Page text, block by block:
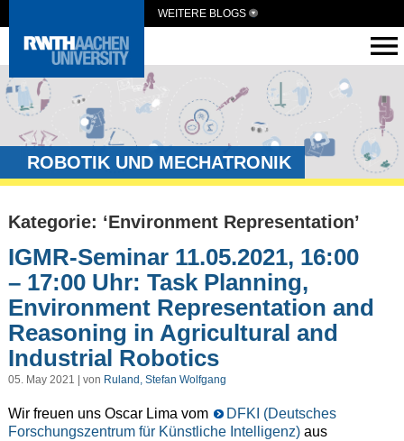
WEITERE BLOGS
ROBOTIK UND MECHATRONIK
Kategorie: ‘Environment Representation’
IGMR-Seminar 11.05.2021, 16:00
– 17:00 Uhr: Task Planning,
Environment Representation and
Reasoning in Agricultural and
Industrial Robotics
05. May 2021 | von Ruland, Stefan Wolfgang
Wir freuen uns Oscar Lima vom
DFKI (Deutsches
Forschungszentrum für Künstliche Intelligenz)aus